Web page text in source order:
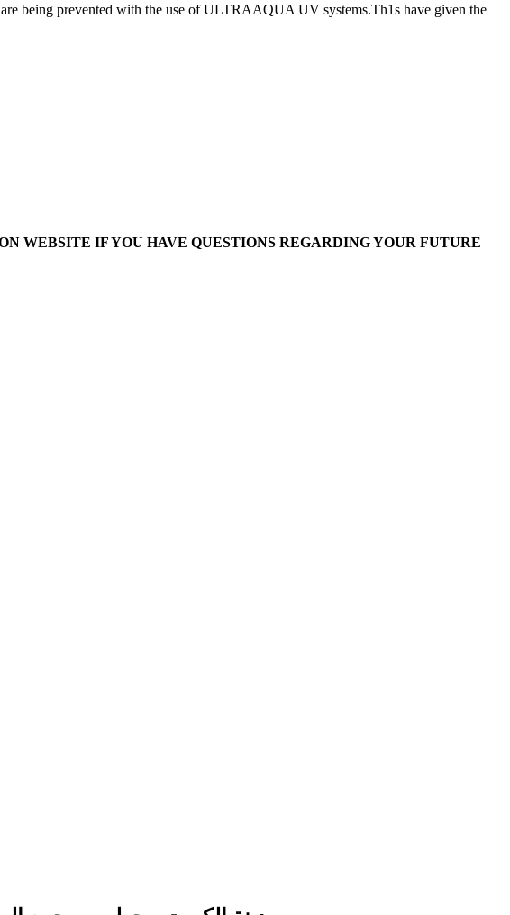
being prevented with the use of ULTRAAQUA UV systems.Th1s have given the
WEBSITE IF YOU HAVE QUESTIONS REGARDING YOUR FUTURE